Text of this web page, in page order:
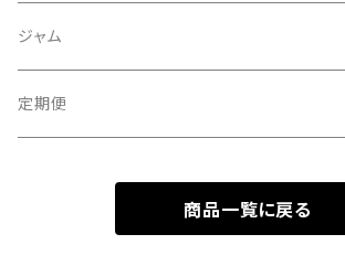
ジャム
ギフトセット
定期便
商品一覧に戻る